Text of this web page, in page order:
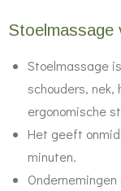
Stoelmassage
Stoelmassage
schouders, nek,
ergonomische
Het geeft
minuten.